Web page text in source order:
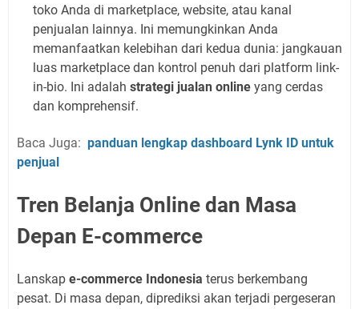
toko Anda di marketplace, website, atau kanal
penjualan lainnya. Ini memungkinkan Anda
memanfaatkan kelebihan dari kedua dunia: jangkauan
luas marketplace dan kontrol penuh dari platform link-
in-bio. Ini adalah strategi jualan online yang cerdas
dan komprehensif.
Baca Juga: panduan lengkap dashboard Lynk ID untuk
penjual
Tren Belanja Online dan Masa
Depan E-commerce
Lanskap e-commerce Indonesia terus berkembang
pesat. Di masa depan, diprediksi akan terjadi pergeseran